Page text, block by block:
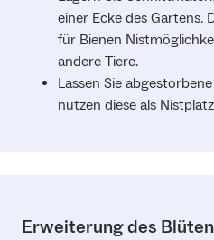
einer Ecke des
für Bienen
andere Tiere.
Lassen Sie
nutzen diese als
Erweiterung des